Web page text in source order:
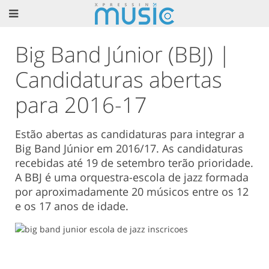
Big Band Júnior (BBJ) |
Candidaturas abertas
para 2016-17
Estão abertas as candidaturas para integrar a
Big Band Júnior em 2016/17. As candidaturas
recebidas até 19 de setembro terão prioridade.
A BBJ é uma orquestra-escola de jazz formada
por aproximadamente 20 músicos entre os 12
e os 17 anos de idade.